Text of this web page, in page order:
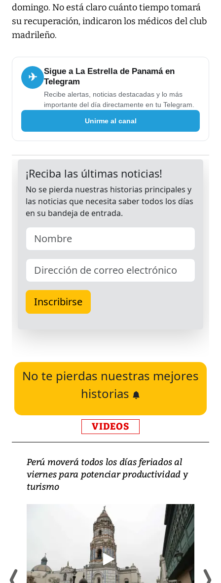
domingo. No está claro cuánto tiempo tomará
su recuperación, indicaron los médicos del club
madrileño.
✈
Sigue a La Estrella de Panamá en
Telegram
Recibe alertas, noticias destacadas y lo más
importante del día directamente en tu Telegram.
Unirme al canal
No te pierdas nuestras mejores
historias
VIDEOS
Perú moverá todos los días feriados al
viernes para potenciar productividad y
turismo